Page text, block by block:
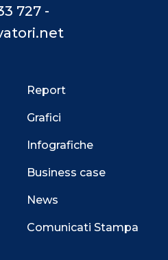
727 -
Report
Grafici
Infografiche
Business case
News
Comunicati Stampa